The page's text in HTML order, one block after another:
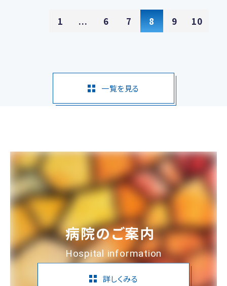
1 ... 6 7 8 9 10
一覧を見る
病院のご案内
Hospital information
詳しくみる